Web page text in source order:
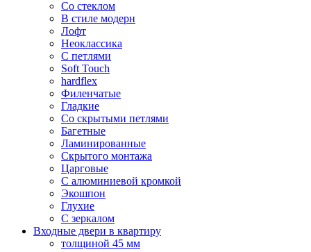
Со стеклом
В стиле модерн
Лофт
Неоклассика
С петлями
Soft Touch
hardflex
Филенчатые
Гладкие
Со скрытыми петлями
Багетные
Ламинированные
Скрытого монтажа
Царговые
С алюминиевой кромкой
Экошпон
Глухие
С зеркалом
Входные двери в квартиру
толщиной 45 мм